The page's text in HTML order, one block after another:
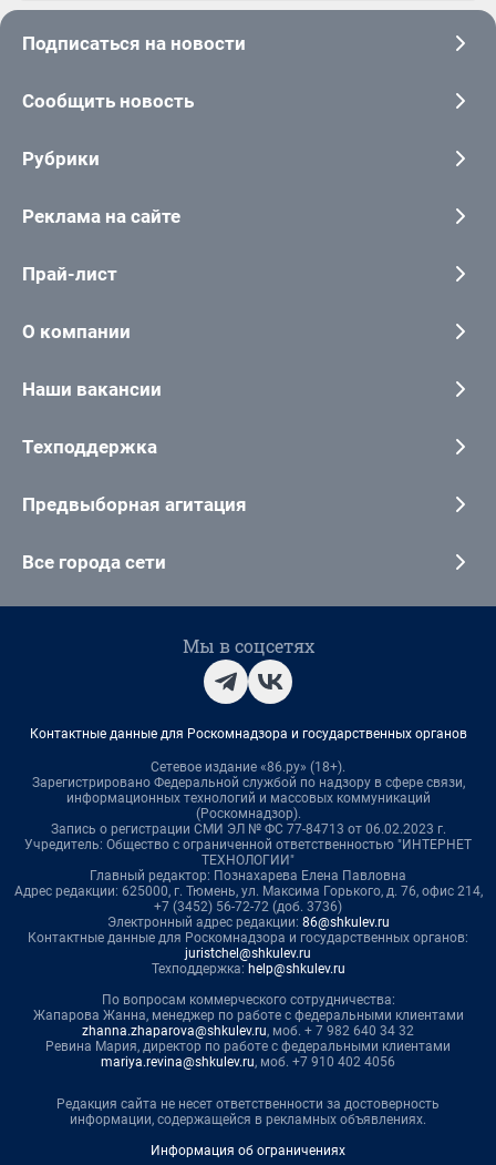
Подписаться на новости
Сообщить новость
Рубрики
Реклама на сайте
Прай-лист
О компании
Наши вакансии
Техподдержка
Предвыборная агитация
Все города сети
Мы в соцсетях
Контактные данные для Роскомнадзора и государственных органов
Сетевое издание «86.ру» (18+).
Зарегистрировано Федеральной службой по надзору в сфере связи,
информационных технологий и массовых коммуникаций
(Роскомнадзор).
Запись о регистрации СМИ ЭЛ № ФС 77-84713 от 06.02.2023 г.
Учредитель: Общество с ограниченной ответственностью "ИНТЕРНЕТ
ТЕХНОЛОГИИ"
Главный редактор: Познахарева Елена Павловна
Адрес редакции: 625000, г. Тюмень, ул. Максима Горького, д. 76, офис 214,
+7 (3452) 56-72-72 (доб. 3736)
Электронный адрес редакции: 86@shkulev.ru
Контактные данные для Роскомнадзора и государственных органов:
juristchel@shkulev.ru
Техподдержка: help@shkulev.ru
По вопросам коммерческого сотрудничества:
Жапарова Жанна, менеджер по работе с федеральными клиентами
zhanna.zhaparova@shkulev.ru, моб. + 7 982 640 34 32
Ревина Мария, директор по работе с федеральными клиентами
mariya.revina@shkulev.ru, моб. +7 910 402 4056
Редакция сайта не несет ответственности за достоверность
информации, содержащейся в рекламных объявлениях.
Информация об ограничениях